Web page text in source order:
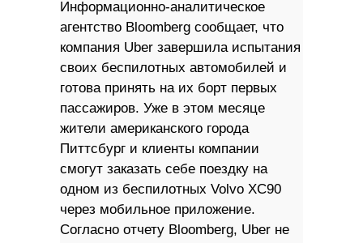
Информационно-аналитическое
агентство Bloomberg сообщает, что
компания Uber завершила испытания
своих беспилотных автомобилей и
готова принять на их борт первых
пассажиров. Уже в этом месяце
жители американского города
Питтсбург и клиенты компании
смогут заказать себе поездку на
одном из беспилотных Volvo XC90
через мобильное приложение.
Согласно отчету Bloomberg, Uber не